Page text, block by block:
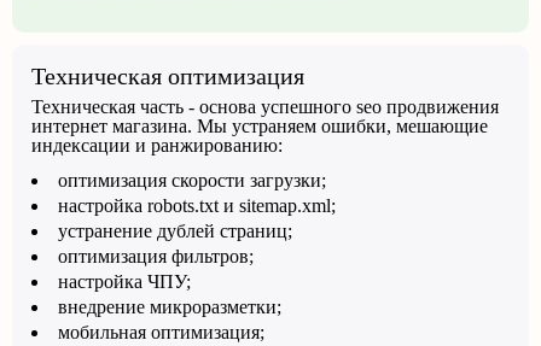
Техническая оптимизация
Техническая часть - основа успешного seo продвижения
интернет магазина. Мы устраняем ошибки, мешающие
индексации и ранжированию:
оптимизация скорости загрузки;
настройка robots.txt и sitemap.xml;
устранение дублей страниц;
оптимизация фильтров;
настройка ЧПУ;
внедрение микроразметки;
мобильная оптимизация;